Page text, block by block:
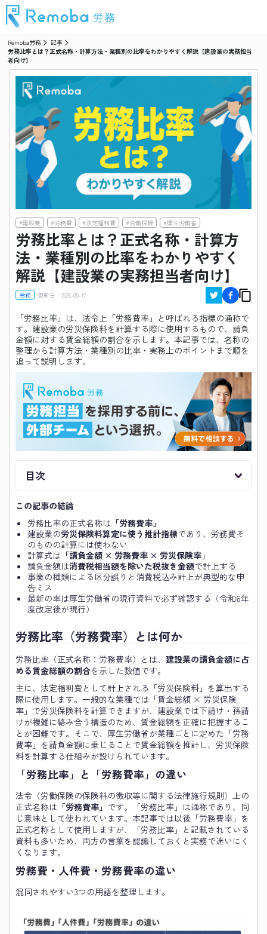
Remoba労務
記事
労務比率とは？正式名称・計算方法・業種別の比率をわかりやすく解説【建設業の実務担当
者向け】
#建設業 #労務費 #法定福利費 #労働保険 #厚生労働省
労務比率とは？正式名称・計算方
法・業種別の比率をわかりやすく
解説【建設業の実務担当者向け】
労務 更新日： 2026-05-17
「労務比率」は、法令上「労務費率」と呼ばれる指標の通称で
す。建設業の労災保険料を計算する際に使用するもので、請負
金額に対する賃金総額の割合を示します。本記事では、名称の
整理から計算方法・業種別の比率・実務上のポイントまで順を
追って説明します。
目次
この記事の結論
労務比率の正式名称は 「労務費率」
建設業の労災保険料算定に使う推計指標であり、労務費そ
のものの計算には使わない
計算式は 「請負金額 × 労務費率 × 労災保険率」
請負金額は消費税相当額を除いた税抜き金額で計上する
事業の種類による区分誤りと消費税込み計上が典型的な申
告ミス
最新の率は厚生労働省の現行資料で必ず確認する（令和6年
度改定後が現行）
労務比率（労務費率）とは何か
労務比率（正式名称：労務費率）とは、 建設業の請負金額に占
める賃金総額の割合を示した数値です。
主に、法定福利費として計上される「労災保険料」を算出する
際に使用します。一般的な業種では「賃金総額 × 労災保険
率」で労災保険料を計算できますが、建設業では下請け・孫請
けが複雑に絡み合う構造のため、賃金総額を正確に把握するこ
とが困難です。そこで、厚生労働省が業種ごとに定めた「労務
費率」を請負金額に乗じることで賃金総額を推計し、労災保険
料を計算する仕組みが設けられています。
「労務比率」と「労務費率」の違い
法令（労働保険の保険料の徴収等に関する法律施行規則）上の
正式名称は 「労務費率」 です。「労務比率」は通称であり、同
じ意味として使われています。本記事では以後「労務費率」を
正式名称として使用しますが、「労務比率」と記載されている
資料も多いため、両方の言葉を認識しておくと実務で迷いにく
くなります。
労務費・人件費・労務費率の違い
混同されやすい3つの用語を整理します。